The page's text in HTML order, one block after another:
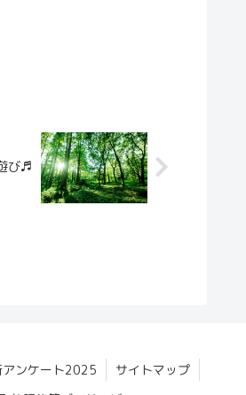
び♬
アンケート2025
サイトマップ